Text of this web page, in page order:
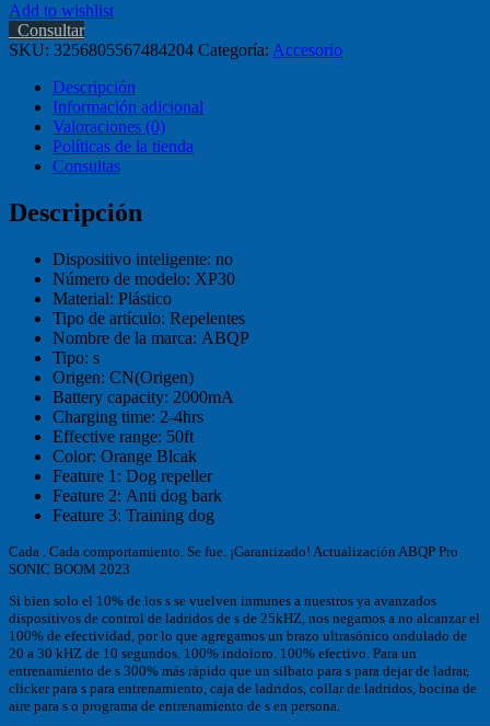
Add to wishlist
Consultar
SKU: 3256805567484204 Categoría: Accesorio
Descripción
Información adicional
Valoraciones (0)
Políticas de la tienda
Consultas
Descripción
Dispositivo inteligente: no
Número de modelo: XP30
Material: Plástico
Tipo de artículo: Repelentes
Nombre de la marca: ABQP
Tipo: s
Origen: CN(Origen)
Battery capacity: 2000mA
Charging time: 2-4hrs
Effective range: 50ft
Color: Orange Blcak
Feature 1: Dog repeller
Feature 2: Anti dog bark
Feature 3: Training dog
Cada . Cada comportamiento. Se fue. ¡Garantizado! Actualización ABQP Pro
SONIC BOOM 2023
Si bien solo el 10% de los s se vuelven inmunes a nuestros ya avanzados
dispositivos de control de ladridos de s de 25kHZ, nos negamos a no alcanzar el
100% de efectividad, por lo que agregamos un brazo ultrasónico ondulado de
20 a 30 kHZ de 10 segundos. 100% indoloro. 100% efectivo. Para un
entrenamiento de s 300% más rápido que un silbato para s para dejar de ladrar,
clicker para s para entrenamiento, caja de ladridos, collar de ladridos, bocina de
aire para s o programa de entrenamiento de s en persona.